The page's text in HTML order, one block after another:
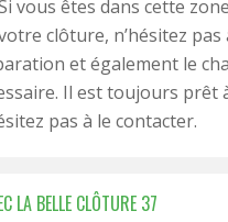
vous êtes dans cette
clôture, n’hésitez pas
et également le
Il est toujours prêt
pas à le contacter.
LA BELLE CLÔTURE 37